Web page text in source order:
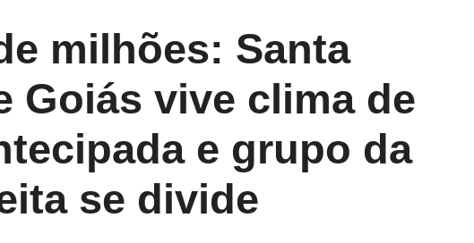
milhões: Santa
Goiás vive clima de
e grupo da
se divide